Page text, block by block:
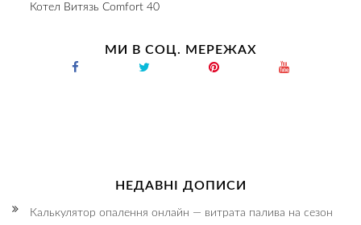
Котел Витязь Comfort 40
МИ В СОЦ. МЕРЕЖАХ
НЕДАВНІ ДОПИСИ
Калькулятор опалення онлайн — витрата палива на сезон